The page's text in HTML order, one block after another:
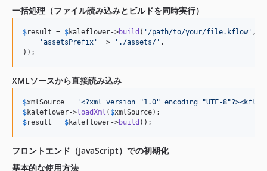
一括処理（ファイル読み込みとビルドを同時実行）
$result = $kaleflower->build ( ' /path/to/your/file.kflow' ,
'assetsPrefix ' => ' ./assets/ ' ,
));
XMLソースから直接読み込み
$xmlSource = '<?xml version="1.0" encoding="UTF-
$kaleflower->loadXml ( $xmlSource
$result = $kaleflower->build ();
フロントエンド（JavaScript）での初期化
基本的な使用方法